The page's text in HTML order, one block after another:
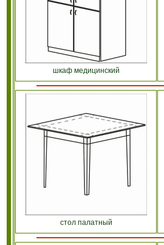
шкаф медицинский
стол палатный